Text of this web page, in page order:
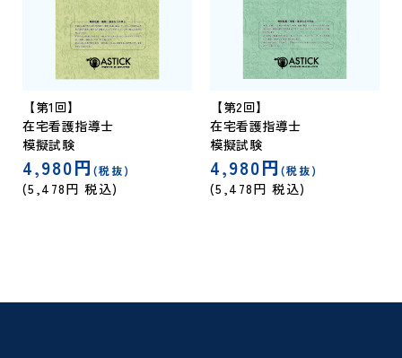
【第1回】
在宅看護指導士
模擬試験
4,980円 (税抜)
(5,478円 税込)
【第2回】
在宅看護指導士
模擬試験
4,980円 (税抜)
(5,478円 税込)